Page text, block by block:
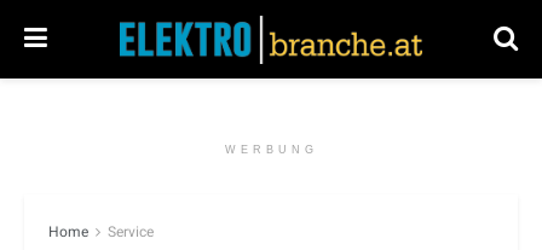
WERBUNG
Home Service